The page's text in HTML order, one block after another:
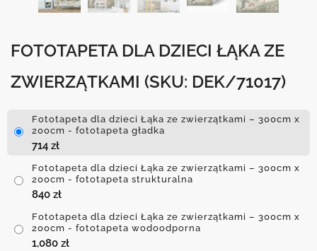
FOTOTAPETA DLA DZIECI ŁĄKA ZE
ZWIERZĄTKAMI (SKU: DEK/71017)
Fototapeta dla dzieci Łąka ze zwierzątkami – 300cm x
200cm - fototapeta gładka
714 zł
Fototapeta dla dzieci Łąka ze zwierzątkami – 300cm x
200cm - fototapeta strukturalna
840 zł
Fototapeta dla dzieci Łąka ze zwierzątkami – 300cm x
200cm - fototapeta wodoodporna
1,080 zł